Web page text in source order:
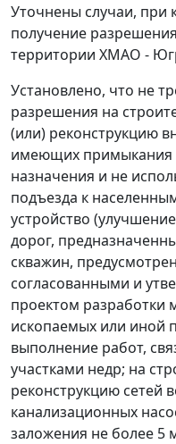
Уточнены случаи, при
получение
территории ХМАО -
Установлено, что не
разрешения на
(или) реконструкцию
имеющих примыкания
назначения и не
подъезда к
устройство
дорог,
скважин,
согласованными и
проектом разработки
ископаемых или иной
выполнение работ,
участками недр; на
реконструкцию сетей
канализационных
заложения не более 5